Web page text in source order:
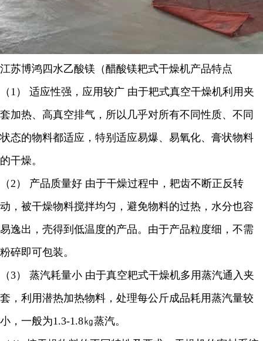
江苏博鸿四水乙酸镁（醋酸镁耙式干燥机产品特点
（ 1 ） 适应性强，应用较广 由于耙式真空干燥机利用夹
套加热、高真空排气，所以几乎对所有不同性质、不同
状态的物料都适应，特别适应易爆、易氧化、膏状物料
的干燥。
（2 ） 产品质量好 由于干燥过程中，耙齿不断正反转
动，被干燥物料搅拌均匀，避免物料的过热，水分也容
易逸出，壳得到低温度的产品。由于产品粒度细，不需
粉碎即可包装。
（3） 蒸汽耗量小 由于真空耙式干燥机多用蒸汽通入夹
套，利用潜热加热物料，处理每公斤成品耗用蒸汽量较
小，一般为1.3-1.8㎏蒸汽。